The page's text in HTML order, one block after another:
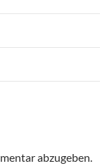
abzugeben.